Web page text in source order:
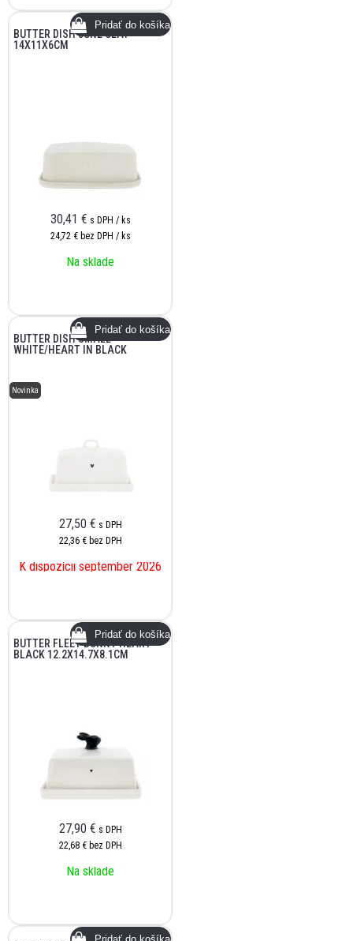
BUTTER DISH JUNE CLAY
14X11X6CM
30,41 € s DPH / ks
24,72 € bez DPH / ks
Na sklade
BUTTER DISH SMALL
WHITE/HEART IN BLACK
Novinka
27,50 € s DPH
22,36 € bez DPH
K dispozícii september 2026
BUTTER FLEET BUNNY HEART
BLACK 12.2X14.7X8.1CM
27,90 € s DPH
22,68 € bez DPH
Na sklade